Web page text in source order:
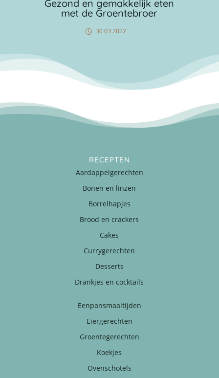
Gezond en gemakkelijk eten
met de Groentebroer
30 03 2022
RECEPTEN
Aardappelgerechten
Bonen en linzen
Borrelhapjes
Brood en crackers
Cakes
Currygerechten
Desserts
Drankjes en cocktails
Eenpansmaaltijden
Eiergerechten
Groentegerechten
Koekjes
Ovenschotels